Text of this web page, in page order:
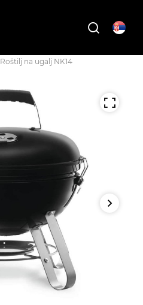
Roštilj na ugalj NK14